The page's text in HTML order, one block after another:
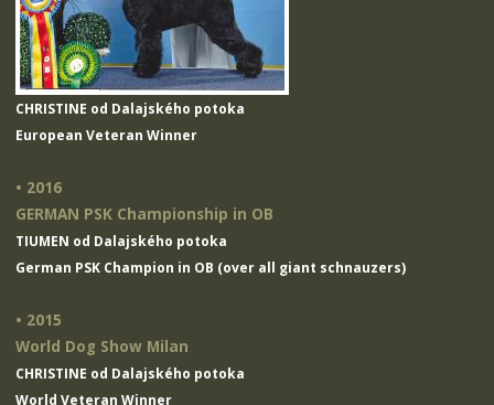
CHRISTINE od Dalajského potoka
European Veteran Winner
• 2016
GERMAN PSK Championship in OB
TIUMEN od Dalajského potoka
German PSK Champion in OB (over all giant schnauzers)
• 2015
World Dog Show Milan
CHRISTINE od Dalajského potoka
World Veteran Winner